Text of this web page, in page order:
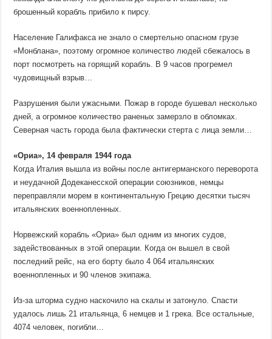
брошенный корабль прибило к пирсу.
Население Галифакса не знало о смертельно опасном грузе
«Монблана», поэтому огромное количество людей сбежалось в
порт посмотреть на горящий корабль. В 9 часов прогремел
чудовищный взрыв…
Разрушения были ужасными. Пожар в городе бушевал несколько
дней, а огромное количество раненых замерзло в обломках.
Северная часть города была фактически стерта с лица земли…
«Ориа», 14 февраля 1944 года
Когда Италия вышла из войны после антигерманского переворота
и неудачной Додеканесской операции союзников, немцы
переправляли морем в континентальную Грецию десятки тысяч
итальянских военнопленных.
Норвежский корабль «Ориа» был одним из многих судов,
задействованных в этой операции. Когда он вышел в свой
последний рейс, на его борту было 4 064 итальянских
военнопленных и 90 членов экипажа.
Из-за шторма судно наскочило на скалы и затонуло. Спасти
удалось лишь 21 итальянца, 6 немцев и 1 грека. Все остальные,
4074 человек, погибли…